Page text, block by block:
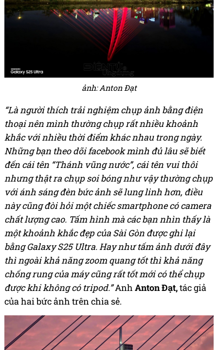
ảnh: Anton Đạt
“Là người thích trải nghiệm chụp ảnh bằng điện
thoại nên mình thường chụp rất nhiều khoảnh
khắc với nhiều thời điểm khác nhau trong ngày.
Những bạn theo dõi facebook mình đủ lâu sẽ biết
đến cái tên “Thánh vũng nước”, cái tên vui thôi
nhưng thật ra chụp soi bóng như vậy thường chụp
với ánh sáng đèn bức ảnh sẽ lung linh hơn, điều
này cũng đòi hỏi một chiếc smartphone có camera
chất lượng cao. Tấm hình mà các bạn nhìn thấy là
một khoảnh khắc đẹp của Sài Gòn được ghi lại
bằng Galaxy S25 Ultra. Hay như tấm ảnh dưới đây
thì ngoài khả năng zoom quang tốt thì khả năng
chống rung của máy cũng rất tốt mới có thể chụp
được khi không có tripod.”Anh Anton Đạt,tác giả
của hai bức ảnh trên chia sẻ.